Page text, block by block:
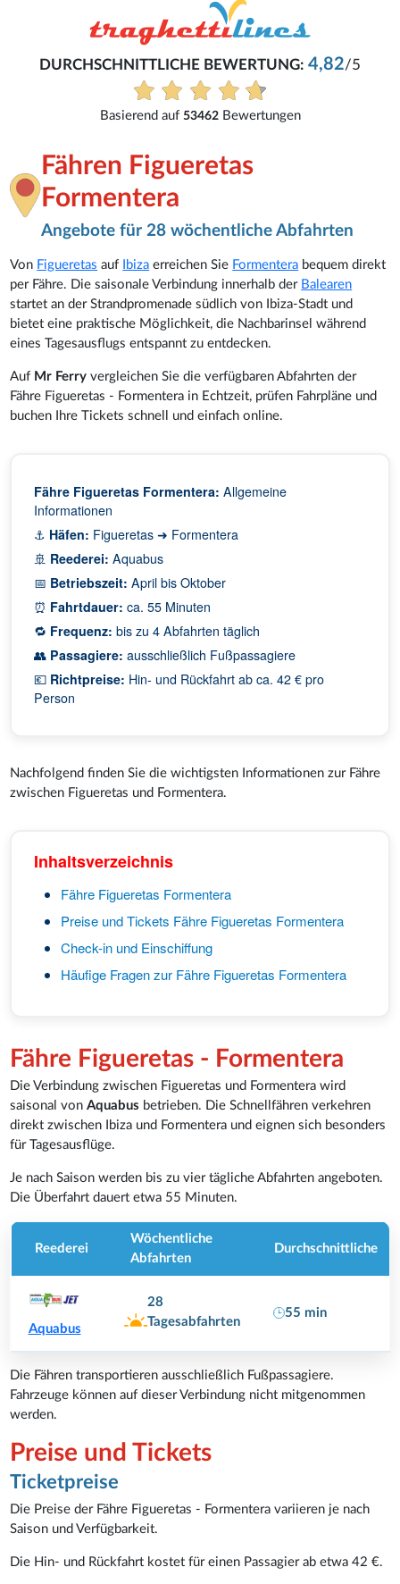
4,82/5
Birgit
Alles super geklappt
Alle Bewertungen anzeigen
Fähren Figueretas
Formentera
Angebote für 28 wöchentliche Abfahrten
Von Figueretas auf Ibiza erreichen Sie Formentera bequem direkt
per Fähre. Die saisonale Verbindung innerhalb der Balearen
startet an der Strandpromenade südlich von Ibiza-Stadt und
bietet eine praktische Möglichkeit, die Nachbarinsel während
eines Tagesausflugs entspannt zu entdecken.
Auf Mr Ferry vergleichen Sie die verfügbaren Abfahrten der
Fähre Figueretas - Formentera in Echtzeit, prüfen Fahrpläne und
buchen Ihre Tickets schnell und einfach online.
Fähre Figueretas Formentera:Allgemeine
Informationen
⚓ Häfen: Figueretas ➜ Formentera
🚢 Reederei: Aquabus
📅 Betriebszeit: April bis Oktober
⏰ Fahrtdauer: ca. 55 Minuten
🔁 Frequenz: bis zu 4 Abfahrten täglich
👥 Passagiere: ausschließlich Fußpassagiere
💶 Richtpreise: Hin- und Rückfahrt ab ca. 42 € pro
Person
Nachfolgend finden Sie die wichtigsten Informationen zur Fähre
zwischen Figueretas und Formentera.
Inhaltsverzeichnis
Fähre Figueretas Formentera
Preise und Tickets Fähre Figueretas Formentera
Check-in und Einschiffung
Häufige Fragen zur Fähre Figueretas Formentera
Fähre Figueretas - Formentera
Die Verbindung zwischen Figueretas und Formentera wird
saisonal vonAquabus betrieben. Die Schnellfähren verkehren
direkt zwischen Ibiza und Formentera und eignen sich besonders
für Tagesausflüge.
Je nach Saison werden bis zu vier tägliche Abfahrten angeboten.
Die Überfahrt dauert etwa 55 Minuten.
Reederei
Wöchentliche
Abfahrten
Durchschnittliche
Aquabus
28
Tagesabfahrten
55 min
Die Fähren transportieren ausschließlich Fußpassagiere.
Fahrzeuge können auf dieser Verbindung nicht mitgenommen
werden.
Preise und Tickets
Ticketpreise
Die Preise der Fähre Figueretas - Formentera variieren je nach
Saison und Verfügbarkeit.
Die Hin- und Rückfahrt kostet für einen Passagier ab etwa 42 €.